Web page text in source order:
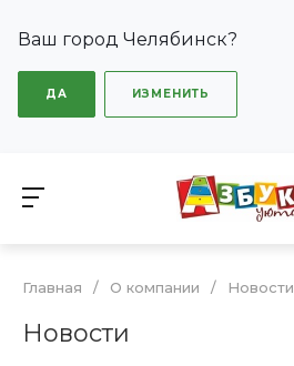
Ваш город Челябинск?
ДА ИЗМЕНИТЬ
Главная / О компании / Новости
Новости